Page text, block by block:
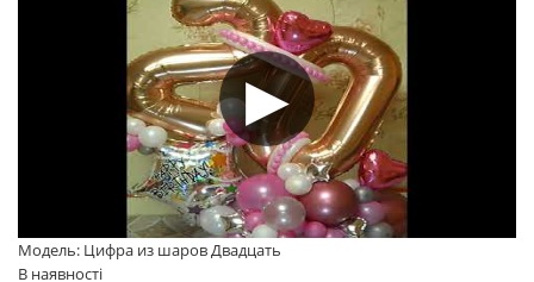
Модель: Цифра из шаров Двадцать
В наявності